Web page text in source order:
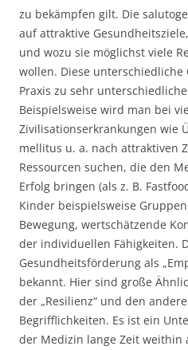
zu bekämpfen gilt. Die
auf attraktive
und wozu sie möglichst viele
wollen. Diese
Praxis zu sehr
Beispielsweise wird man bei
Zivilisationserkrankungen wie
mellitus u. a. nach attraktiven
Ressourcen suchen, die den
Erfolg bringen (als z. B.
Kinder beispielsweise
Bewegung, wertschätzende
der individuellen Fähigkeiten.
Gesundheitsförderung als
bekannt. Hier sind große
der „Resilienz“ und den
Begrifflichkeiten. Es ist ein
der Medizin lange Zeit weithin